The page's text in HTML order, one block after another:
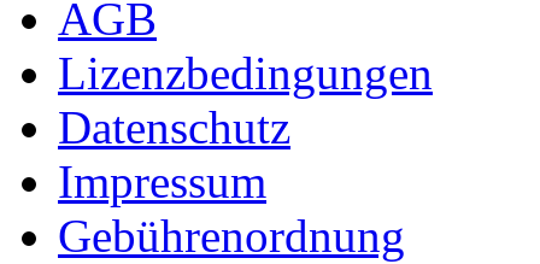
AGB
Lizenzbedingungen
Datenschutz
Impressum
Gebührenordnung